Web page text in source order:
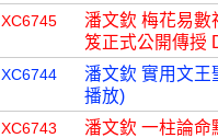
XC6745
潘文欽 梅花易數
笈正式公開傳授
XC6744
潘文欽 實用文王
播放)
XC6743
潘文欽 一柱論命